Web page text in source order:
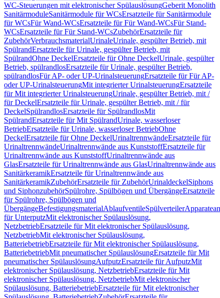
WC-Steuerungen mit elektronischer SpülauslösungGeberit Monolith
SanitärmoduleSanitärmodule für WCsErsatzteile für Sanitärmodule
für WCsFür Wand-WCsErsatzteile für Für Wand-WCsFür Stand-
WCsErsatzteile für Für Stand-WCsZubehörErsatzteile für
ZubehörVerbrauchsmaterialUrinaleUrinale, gespülter Betrieb, mit
SpülrandErsatzteile für Urinale, gespülter Betrieb, mit
SpülrandOhne DeckelErsatzteile für Ohne DeckelUrinale, gespülter
Betrieb, spülrandlosErsatzteile für Urinale, gespülter Betrieb,
spülrandlosFür AP- oder UP-UrinalsteuerungErsatzteile für Für AP-
oder UP-UrinalsteuerungMit integrierter UrinalsteuerungErsatzteile
für Mit integrierter UrinalsteuerungUrinale, gespülter Betrieb, mit /
für DeckelErsatzteile für Urinale, gespülter Betrieb, mit / für
DeckelSpülrandlosErsatzteile für SpülrandlosMit
SpülrandErsatzteile für Mit SpülrandUrinale, wasserloser
BetriebErsatzteile für Urinale, wasserloser BetriebOhne
DeckelErsatzteile für Ohne DeckelUrinaltrennwändeErsatzteile für
UrinaltrennwändeUrinaltrennwände aus KunststoffErsatzteile für
Urinaltrennwände aus KunststoffUrinaltrennwände aus
GlasErsatzteile für Urinaltrennwände aus GlasUrinaltrennwände aus
SanitärkeramikErsatzteile für Urinaltrennwände aus
SanitärkeramikZubehörErsatzteile für ZubehörUrinaldeckelSiphons
und SiphonzubehörSpülrohre, Spülbögen und ÜbergängeErsatzteile
für Spülrohre, Spülbögen und
ÜbergängeBefestigungsmaterialAblaufventileSpülverteiler
für UnterputzMit elektronischer Spülauslösung,
NetzbetriebErsatzteile für Mit elektronischer Spülauslösung,
NetzbetriebMit elektronischer Spülauslösung,
BatteriebetriebErsatzteile für Mit elektronischer Spülauslösung,
BatteriebetriebMit pneumatischer SpülauslösungErsatzteile für Mit
pneumatischer SpülauslösungAufputzErsatzteile für AufputzMit
elektronischer Spülauslösung, NetzbetriebErsatzteile für Mit
elektronischer Spülauslösung, NetzbetriebMit elektronischer
Spülauslösung, BatteriebetriebErsatzteile für Mit elektronischer